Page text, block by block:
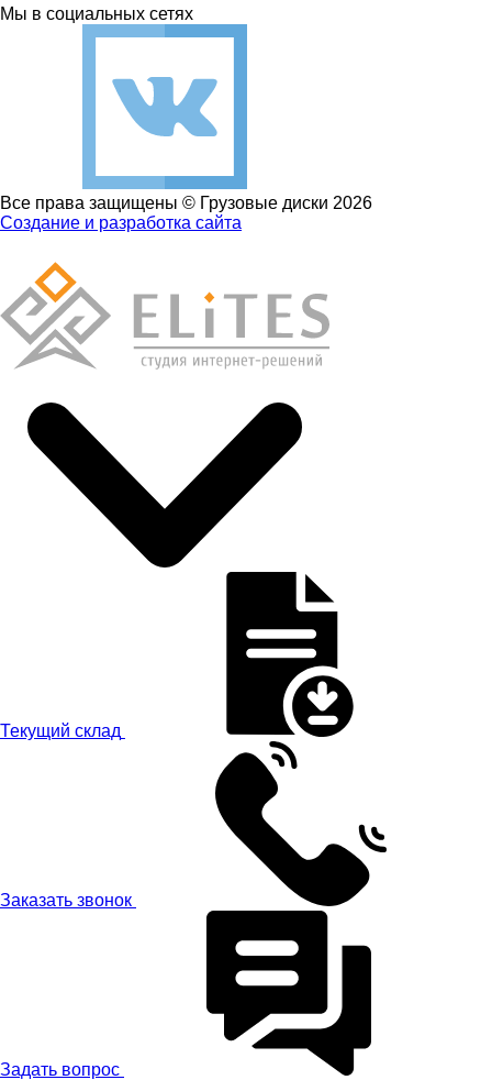
Мы в социальных сетях
Все права защищены © Грузовые диски 2026
Создание и разработка сайта
Текущий склад
Заказать звонок
Задать вопрос